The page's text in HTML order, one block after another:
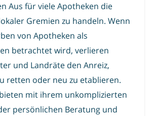
Aus für viele Apotheken die
Gremien zu handeln. Wenn
von Apotheken als
betrachtet wird, verlieren
und Landräte den Anreiz,
retten oder neu zu etablieren.
mit ihrem unkomplizierten
persönlichen Beratung und